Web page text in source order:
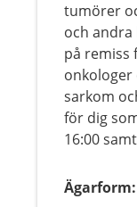
tumörer
och
på remiss
onkologer
sarkom
för dig
16:00
Ägarform: